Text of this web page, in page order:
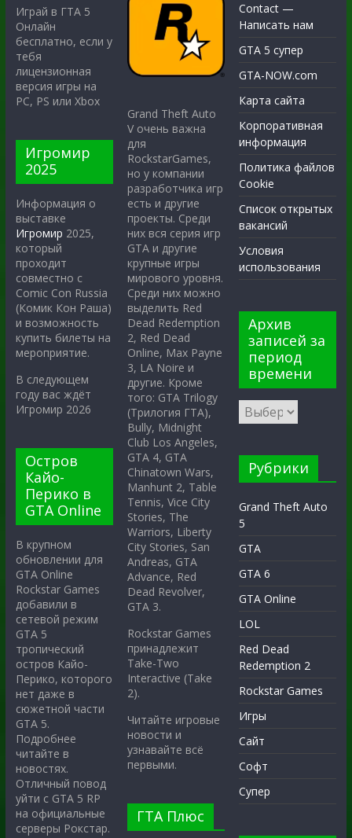
Играй в ГТА 5
Онлайн
бесплатно, если у
тебя
лицензионная
версия игры на
PC, PS или Xbox
Игромир
2025
Информация о
выставке
Игромир 2025,
который
проходит
совместно с
Comic Con Russia
(Комик Кон Раша)
и возможность
купить билеты на
мероприятие.
В следующем
году вас ждёт
Игромир 2026
Остров
Кайо-
Перико в
GTA Online
В крупном
обновлении для
GTA Online
Rockstar Games
добавили в
сетевой режим
GTA 5
тропический
остров Кайо-
Перико, которого
нет даже в
сюжетной части
GTA 5.
Подробнее
читайте в
новостях.
Отличный повод
уйти с GTA 5 RP
на официальные
серверы Рокстар.
Grand Theft Auto
V очень важна
для
RockstarGames,
но у компании
разработчика игр
есть и другие
проекты. Среди
них вся серия игр
GTA и другие
крупные игры
мирового уровня.
Среди них можно
выделить Red
Dead Redemption
2, Red Dead
Online, Max Payne
3, LA Noire и
другие. Кроме
того: GTA Trilogy
(Трилогия ГТА),
Bully, Midnight
Club Los Angeles,
GTA 4, GTA
Chinatown Wars,
Manhunt 2, Table
Tennis, Vice City
Stories, The
Warriors, Liberty
City Stories, San
Andreas, GTA
Advance, Red
Dead Revolver,
GTA 3.
Rockstar Games
принадлежит
Take-Two
Interactive (Take
2).
Читайте игровые
новости и
узнавайте всё
первыми.
ГТА Плюс
Contact —
Написать нам
GTA 5 супер
GTA-NOW.com
Карта сайта
Корпоративная
информация
Политика файлов
Cookie
Список открытых
вакансий
Условия
использования
Архив
записей за
период
времени
Рубрики
Grand Theft Auto
5
GTA
GTA 6
GTA Online
LOL
Red Dead
Redemption 2
Rockstar Games
Игры
Сайт
Софт
Супер